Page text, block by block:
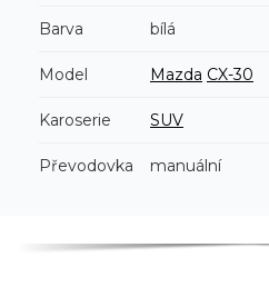
Barva bílá
Model Mazda CX-30
Karoserie SUV
Převodovka manuální